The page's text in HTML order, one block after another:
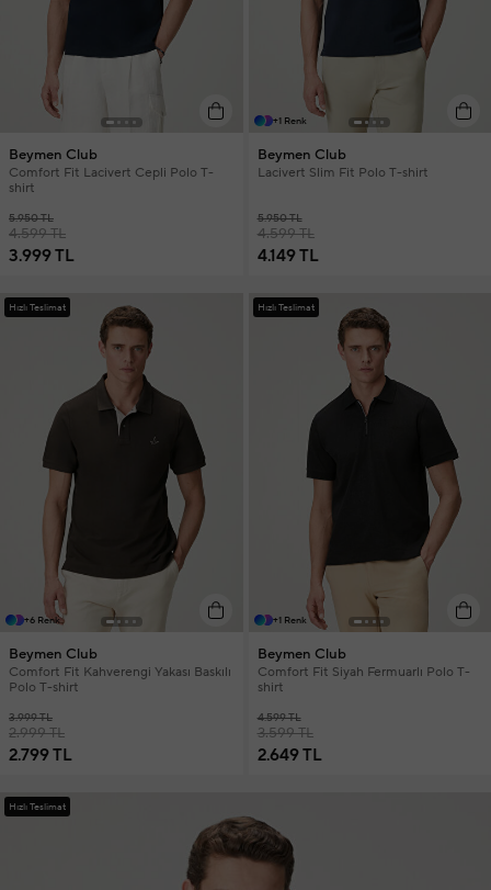
Beymen Club
Comfort Fit Lacivert Cepli Polo T-
shirt
5.950 TL
4.599 TL
3.999 TL
+1 Renk
Beymen Club
Lacivert Slim Fit Polo T-shirt
5.950 TL
4.599 TL
4.149 TL
Hızlı Teslimat
+6 Renk
Beymen Club
Comfort Fit Kahverengi Yakası Baskılı
Polo T-shirt
3.999 TL
2.999 TL
2.799 TL
Hızlı Teslimat
+1 Renk
Beymen Club
Comfort Fit Siyah Fermuarlı Polo T-
shirt
4.599 TL
3.599 TL
2.649 TL
Hızlı Teslimat